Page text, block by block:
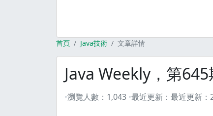
首頁 Java技術 文章詳情
Java Weekly，第645
瀏覽人數： 1,043 最近更新： 最近更新：